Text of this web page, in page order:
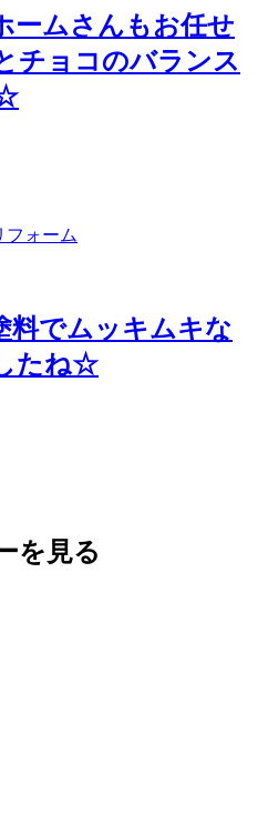
ームさんもお任せ
チョコのバランス
料でムッキムキな
たね☆
を見る